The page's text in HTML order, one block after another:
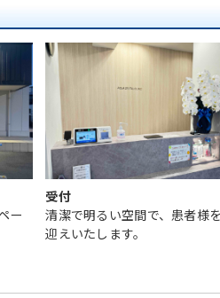
ー
受付
清潔で明るい空間で、患者様
迎えいたします。